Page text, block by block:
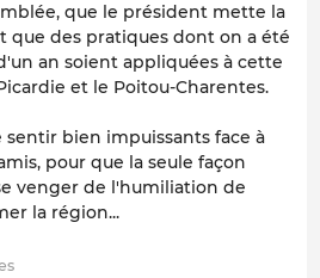
que le président mette la
que des pratiques dont on a été
an soient appliquées à cette
et le Poitou-Charentes.
sentir bien impuissants face à
pour que la seule façon
venger de l'humiliation de
la région...